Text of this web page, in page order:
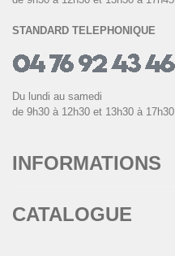
STANDARD TELEPHONIQUE
Du lundi au samedi
de 9h30 à 12h30 et 13h30 à 17h30
INFORMATIONS
CATALOGUE